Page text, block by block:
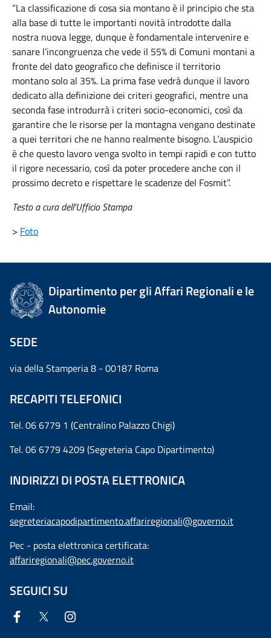
“La classificazione di cosa sia montano è il principio che sta
alla base di tutte le importanti novità introdotte dalla
nostra nuova legge, dunque è fondamentale intervenire e
sanare l’incongruenza che vede il 55% di Comuni montani a
fronte del dato geografico che definisce il territorio
montano solo al 35%. La prima fase vedrà dunque il lavoro
dedicato alla definizione dei criteri geografici, mentre una
seconda fase introdurrà i criteri socio-economici, così da
garantire che le risorse per la montagna vengano destinate
a quei territori che ne hanno realmente bisogno. L’auspicio
è che questo lavoro venga svolto in tempi rapidi e con tutto
il rigore necessario, così da poter procedere anche con il
prossimo decreto e rispettare le scadenze del Fosmit”.
Testo a cura dell'Ufficio Stampa
> Foto
Dipartimento per gli Affari Regionali e le
Autonomie
SEDE
via della Stamperia 8 - 00187 Roma
RECAPITI TELEFONICI
Tel. 06 6779 1 (Centralino Palazzo Chigi)
Tel. 06 6779 4209 (Segreteria Capo Dipartimento)
INDIRIZZI DI POSTA ELETTRONICA
Email:
segreteriacapodipartimento.affariregionali@governo.it
Pec - posta elettronica certificata:
affariregionali@pec.governo.it
SEGUICI SU